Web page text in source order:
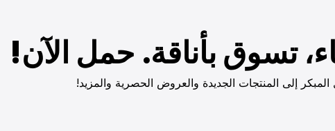
تسوق بأناقة. حمل الآن!
إلى المنتجات الجديدة والعروض الحصرية والمزيد!